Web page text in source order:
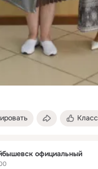
Класс
официальный